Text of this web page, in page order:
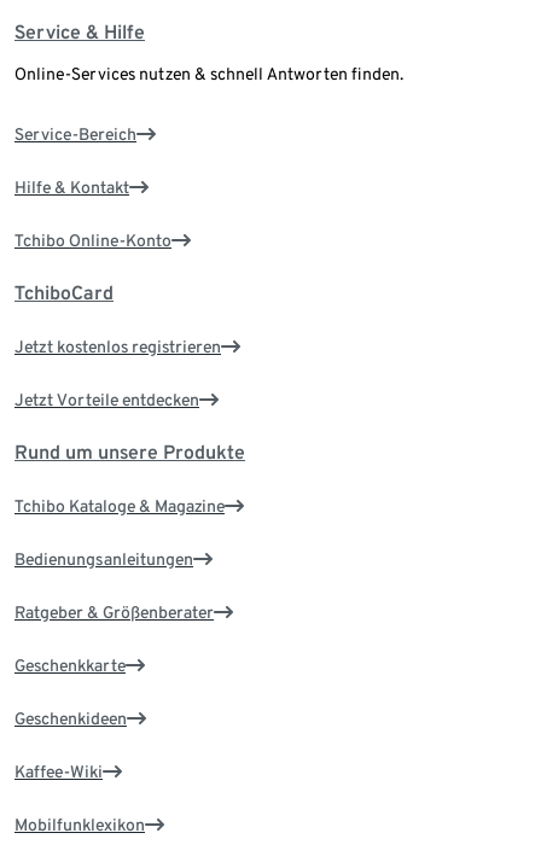
Service & Hilfe
Online-Services nutzen & schnell Antworten finden.
Service-Bereich
Hilfe & Kontakt
Tchibo Online-Konto
TchiboCard
Jetzt kostenlos registrieren
Jetzt Vorteile entdecken
Rund um unsere Produkte
Tchibo Kataloge & Magazine
Bedienungsanleitungen
Ratgeber & Größenberater
Geschenkkarte
Geschenkideen
Kaffee-Wiki
Mobilfunklexikon